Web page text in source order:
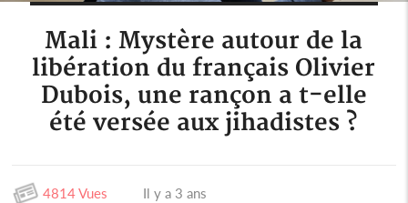
Mali : Mystère autour de la
libération du français Olivier
Dubois, une rançon a t-elle
été versée aux jihadistes ?
4814 Vues Il y a 3 ans